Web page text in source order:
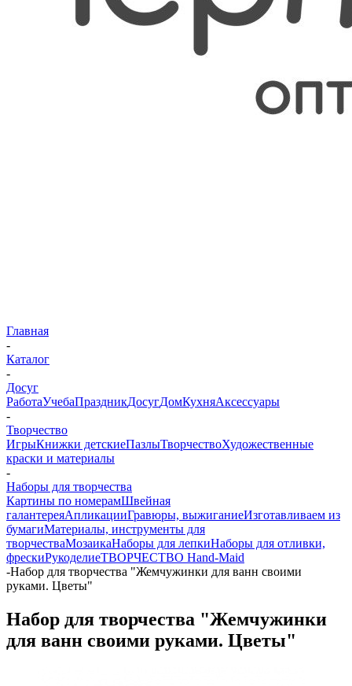
Главная
-
Каталог
-
Досуг
РаботаУчебаПраздникДосугДомКухняАксессуары
-
Творчество
ИгрыКнижки детскиеПазлыТворчествоХудожественные
краски и материалы
-
Наборы для творчества
Картины по номерамШвейная
галантереяАпликацииГравюры, выжиганиеИзготавливаем из
бумагиМатериалы, инструменты для
творчестваМозаикаНаборы для лепкиНаборы для отливки,
фрескиРукоделиеТВОРЧЕСТВО Hand-Maid
-Набор для творчества "Жемчужинки для ванн своими
руками. Цветы"
Набор для творчества "Жемчужинки
для ванн своими руками. Цветы"